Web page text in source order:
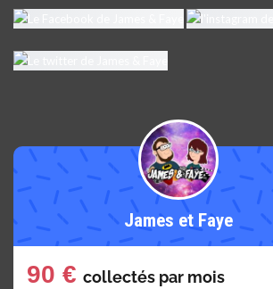
James et Faye
90 € collectés par mois